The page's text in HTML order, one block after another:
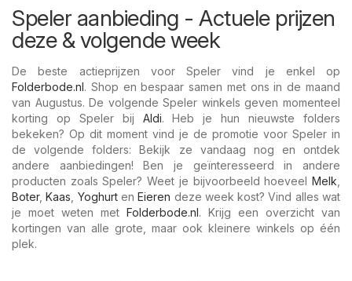
Speler aanbieding - Actuele prijzen
deze & volgende week
De beste actieprijzen voor Speler vind je enkel op
Folderbode.nl. Shop en bespaar samen met ons in de maand
van Augustus. De volgende Speler winkels geven momenteel
korting op Speler bij Aldi. Heb je hun nieuwste folders
bekeken? Op dit moment vind je de promotie voor Speler in
de volgende folders: Bekijk ze vandaag nog en ontdek
andere aanbiedingen! Ben je geïnteresseerd in andere
producten zoals Speler? Weet je bijvoorbeeld hoeveel Melk
Boter,Kaas YoghurtenEieren deze week kost? Vind alles wat
je moet weten met Folderbode.nl. Krijg een overzicht van
kortingen van alle grote, maar ook kleinere winkels op één
plek.